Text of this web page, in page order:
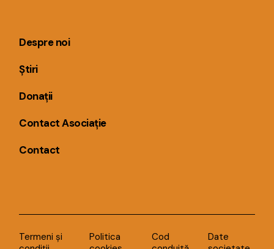
Despre noi
Știri
Donații
Contact Asociație
Contact
Termeni și
Politica
Cod
Date